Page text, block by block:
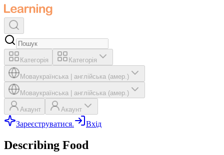
Категорія Категорія
Моваукраїнська англійська (амер.)
Моваукраїнська англійська (амер.)
Акаунт Акаунт
Зареєструватися. Вхід
Describing Food